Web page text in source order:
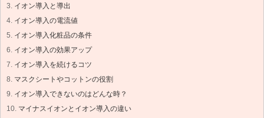
イオン導入と導出
イオン導入の電流値
イオン導入化粧品の条件
イオン導入の効果アップ
イオン導入を続けるコツ
マスクシートやコットンの役割
イオン導入できないのはどんな時？
マイナスイオンとイオン導入の違い